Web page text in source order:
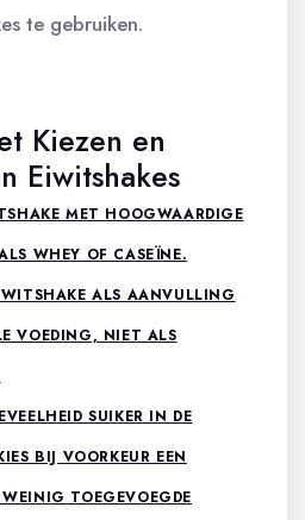
te gebruiken.
Kiezen en
Eiwitshakes
MET HOOGWAARDIGE
WHEY OF CASEÏNE.
ALS AANVULLING
VOEDING, NIET ALS
SUIKER IN DE
BIJ VOORKEUR EEN
TOEGEVOEGDE